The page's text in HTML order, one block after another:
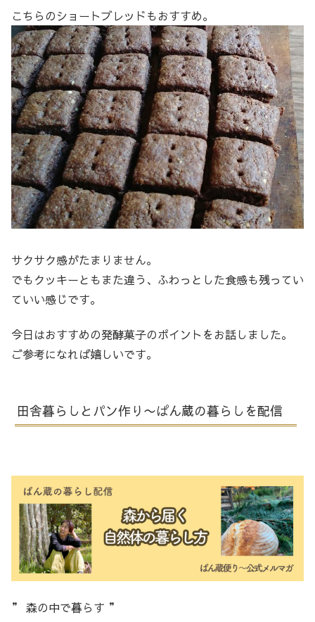
こちらのショートブレッドもおすすめ。
サクサク感がたまりません。
でもクッキーともまた違う、ふわっとした食感も残ってい
ていい感じです。
今日はおすすめの発酵菓子のポイントをお話しました。
ご参考になれば嬉しいです。
田舎暮らしとパン作り〜ぱん蔵の暮らしを配信
” 森の中で暮らす ”